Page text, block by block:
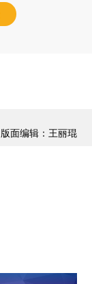
版面编辑：王丽琨